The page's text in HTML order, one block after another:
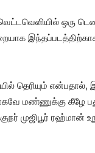
ஒரு
தெரியும் என்பதால்,
மண்ணுக்கு கீழே
முஜிபூர் ரஹ்மான்